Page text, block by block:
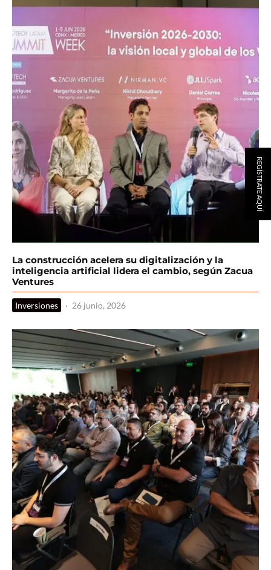
La construcción acelera su digitalización y la
inteligencia artificial lidera el cambio, según Zacua
Ventures
Inversiones · 26 junio, 2026
REGÍSTRATE AQUÍ